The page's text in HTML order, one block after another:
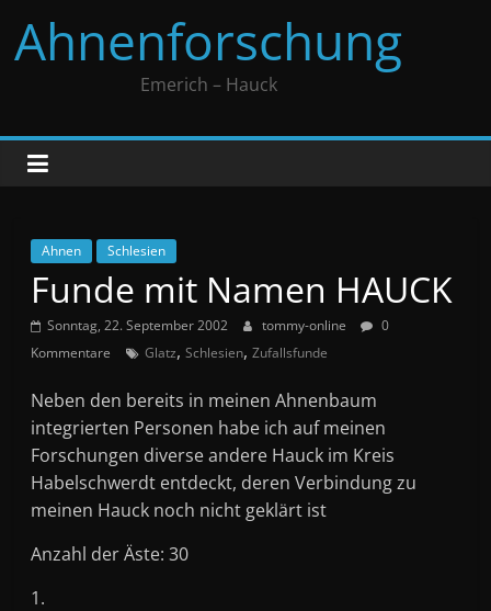
Inhalt
springen
Ahnenforschung
Emerich – Hauck
Ahnen Schlesien
Funde mit Namen HAUCK
Sonntag, 22. September 2002 tommy-online
0
Kommentare
Glatz,Schlesien,Zufallsfunde
Neben den bereits in meinen Ahnenbaum
integrierten Personen habe ich auf meinen
Forschungen diverse andere Hauck im Kreis
Habelschwerdt entdeckt, deren Verbindung zu
meinen Hauck noch nicht geklärt ist
Anzahl der Äste: 30
1.